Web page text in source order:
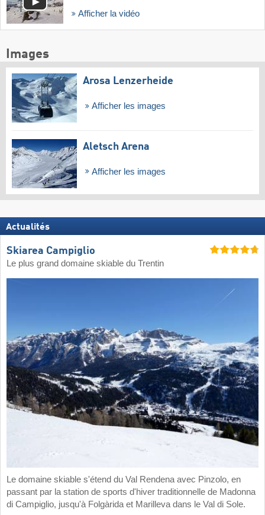
Afficher la vidéo
Images
Arosa Lenzerheide
Afficher les images
Aletsch Arena
Afficher les images
Actualités
Skiarea Campiglio
Le plus grand domaine skiable du Trentin
Le domaine skiable s'étend du Val Rendena avec Pinzolo, en
passant par la station de sports d'hiver traditionnelle de Madonna
di Campiglio, jusqu'à Folgàrida et Marilleva dans le Val di Sole.